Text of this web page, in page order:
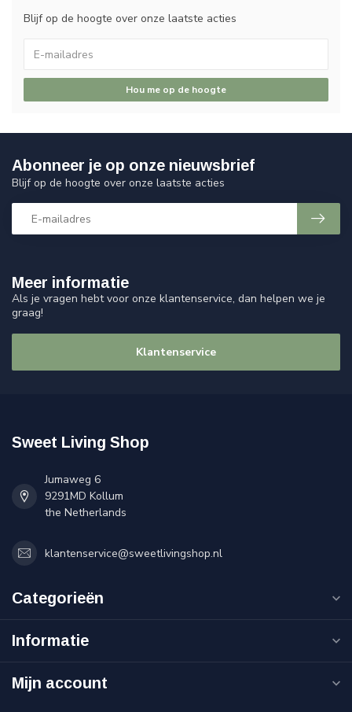
Blijf op de hoogte over onze laatste acties
Hou me op de hoogte
Meer informatie
Als je vragen hebt voor onze klantenservice, dan helpen we je
graag!
Klantenservice
Abonneer je op onze nieuwsbrief
Blijf op de hoogte over onze laatste acties
Sweet Living Shop
Jumaweg 6
9291MD Kollum
the Netherlands
klantenservice@sweetlivingshop.nl
Categorieën
Informatie
Mijn account